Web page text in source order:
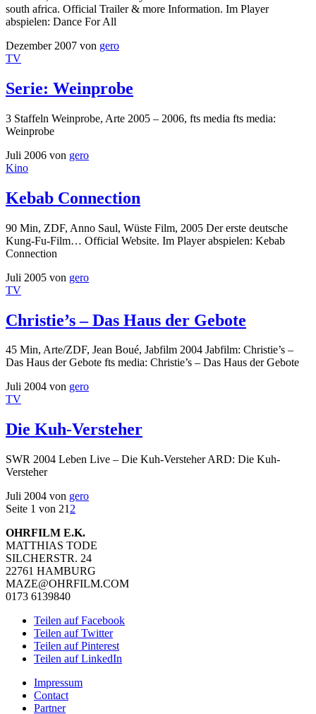
south africa. Official Trailer & more Information. Im Player
abspielen: Dance For All
Dezember 2007 von gero
TV
Serie: Weinprobe
3 Staffeln Weinprobe, Arte 2005 – 2006, fts media fts media:
Weinprobe
Juli 2006 von gero
Kino
Kebab Connection
90 Min, ZDF, Anno Saul, Wüste Film, 2005 Der erste deutsche
Kung-Fu-Film… Official Website. Im Player abspielen: Kebab
Connection
Juli 2005 von gero
TV
Christie’s – Das Haus der Gebote
45 Min, Arte/ZDF, Jean Boué, Jabfilm 2004 Jabfilm: Christie’s –
Das Haus der Gebote fts media: Christie’s – Das Haus der Gebote
Juli 2004 von gero
TV
Die Kuh-Versteher
SWR 2004 Leben Live – Die Kuh-Versteher ARD: Die Kuh-
Versteher
Juli 2004 von gero
Seite 1 von 21 2
OHRFILM E.K.
MATTHIAS TODE
SILCHERSTR. 24
22761 HAMBURG
MAZE@OHRFILM.COM
0173 6139840
Teilen auf Facebook
Teilen auf Twitter
Teilen auf Pinterest
Teilen auf LinkedIn
Impressum
Contact
Partner